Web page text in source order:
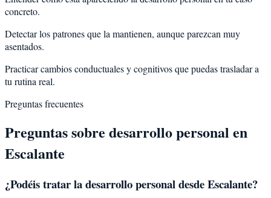
concreto.
Detectar los patrones que la mantienen, aunque parezcan muy
asentados.
Practicar cambios conductuales y cognitivos que puedas trasladar a
tu rutina real.
Preguntas frecuentes
Preguntas sobre desarrollo personal en
Escalante
¿Podéis tratar ladesarrollo personaldesdeEscalante?